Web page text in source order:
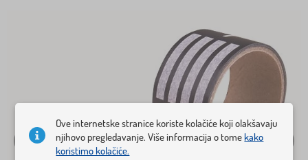
Ove internetske stranice koriste kolačiće koji olakšavaju
njihovo pregledavanje. Više informacija o tomekako
koristimo kolačiće.